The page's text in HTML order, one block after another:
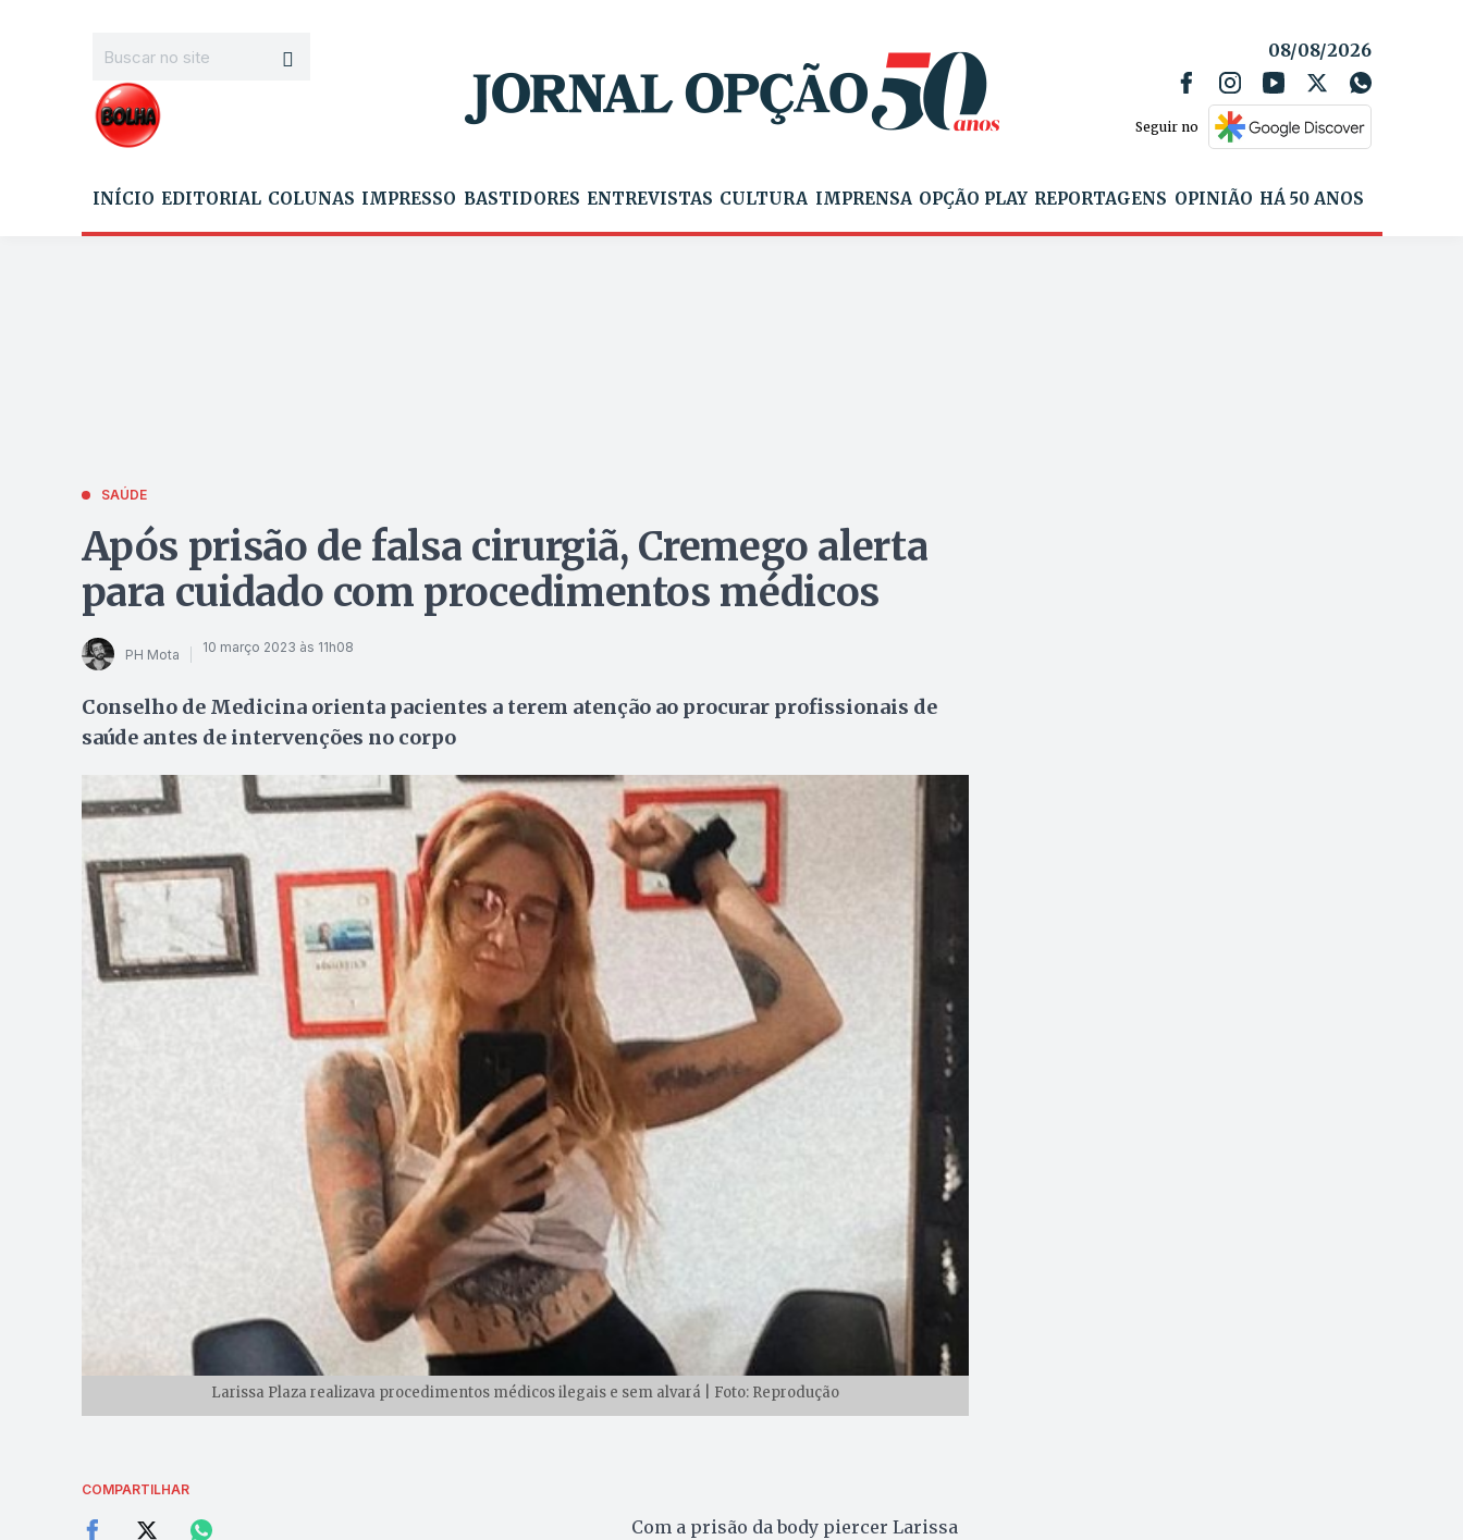
08/08/2026
Seguir no
INÍCIO EDITORIAL COLUNAS IMPRESSO BASTIDORES ENTREVISTAS CULTURA IMPRENSA OPÇÃO PLAY REPORTAGENS OPINIÃO HÁ 50 ANOS
SAÚDE
Após prisão de falsa cirurgiã, Cremego alerta
para cuidado com procedimentos médicos
PH Mota 10 março 2023 às 11h08
Conselho de Medicina orienta pacientes a terem atenção ao procurar profissionais de
saúde antes de intervenções no corpo
Larissa Plaza realizava procedimentos médicos ilegais e sem alvará | Foto: Reprodução
COMPARTILHAR
Com a prisão da body piercer Larissa